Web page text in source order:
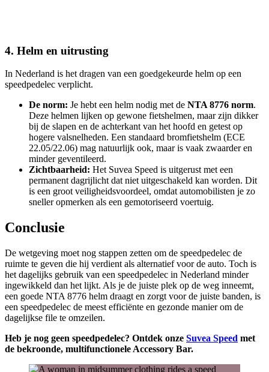
4. Helm en uitrusting
In Nederland is het dragen van een goedgekeurde helm op een
speedpedelec verplicht.
De norm: Je hebt een helm nodig met de NTA 8776 norm.
Deze helmen lijken op gewone fietshelmen, maar zijn dikker
bij de slapen en de achterkant van het hoofd en getest op
hogere valsnelheden. Een standaard bromfietshelm (ECE
22.05/22.06) mag natuurlijk ook, maar is vaak zwaarder en
minder geventileerd.
Zichtbaarheid: Het Suvea Speed is uitgerust met een
permanent dagrijlicht dat niet uitgeschakeld kan worden. Dit
is een groot veiligheidsvoordeel, omdat automobilisten je zo
sneller opmerken als een gemotoriseerd voertuig.
Conclusie
De wetgeving moet nog stappen zetten om de speedpedelec de
ruimte te geven die hij verdient als alternatief voor de auto. Toch is
het dagelijks gebruik van een speedpedelec in Nederland minder
ingewikkeld dan het lijkt. Als je de juiste plek op de weg inneemt,
een goede NTA 8776 helm draagt en zorgt voor de juiste banden, is
een speedpedelec de meest efficiënte en gezonde manier om de
dagelijkse file te omzeilen.
Heb je nog geen speedpedelec? Ontdek onze Suvea Speed met
de bekroonde, multifunctionele Accessory Bar.